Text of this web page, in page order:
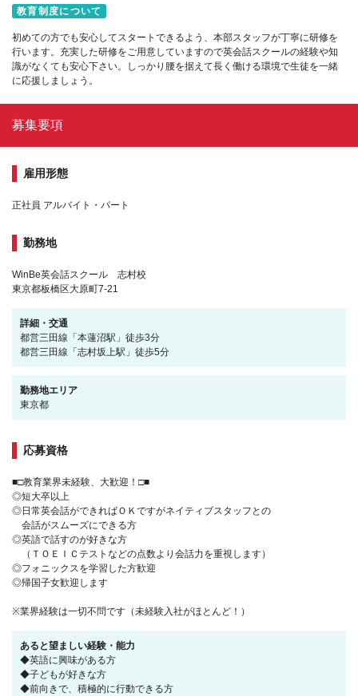
教育制度について
初めての方でも安心してスタートできるよう、本部スタッフが丁寧に研修を
行います。充実した研修をご用意していますので英会話スクールの経験や知
識がなくても安心下さい。しっかり腰を据えて長く働ける環境で生徒を一緒
に応援しましょう。
募集要項
雇用形態
正社員 アルバイト・パート
勤務地
WinBe英会話スクール 志村校
東京都板橋区大原町7-21
詳細・交通
都営三田線「本蓮沼駅」徒歩3分
都営三田線「志村坂上駅」徒歩5分
勤務地エリア
東京都
応募資格
■□教育業界未経験、大歓迎！□■
◎短大卒以上
◎日常英会話ができればＯＫですがネイティブスタッフとの
会話がスムーズにできる方
◎英語で話すのが好きな方
（ＴＯＥＩＣテストなどの点数より会話力を重視します）
◎フォニックスを学習した方歓迎
◎帰国子女歓迎します
※業界経験は一切不問です（未経験入社がほとんど！）
あると望ましい経験・能力
◆英語に興味がある方
◆子どもが好きな方
◆前向きで、積極的に行動できる方